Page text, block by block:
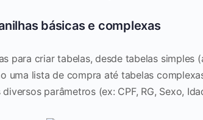
básicas e complexas
para criar tabelas, desde tabelas simples
uma lista de compra até tabelas
parâmetros (ex: CPF, RG, Sexo,